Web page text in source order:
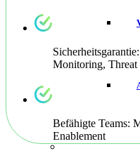
Monitoring, Threat
Befähigte Teams:
Enablement